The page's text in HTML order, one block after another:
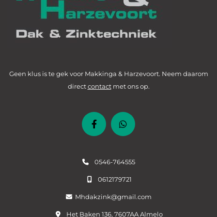
Geen klus is te gek voor Makkinga & Harzevoort. Neem daarom
directcontactmet ons op.
0546-764555
 0612179721
Mhdakzink@gmail.com
 Het Baken 136, 7607AA Almelo